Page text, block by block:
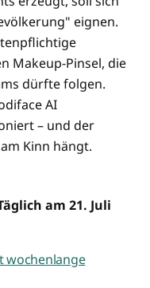
eignen.
Makeup-Pinsel, die
dürfte folgen.
AI
– und der
Kinn hängt.
am 21. Juli
wochenlange